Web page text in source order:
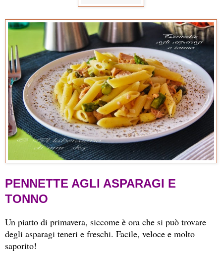
PENNETTE AGLI ASPARAGI E
TONNO
Un piatto di primavera, siccome è ora che si può trovare
degli asparagi teneri e freschi. Facile, veloce e molto
saporito!